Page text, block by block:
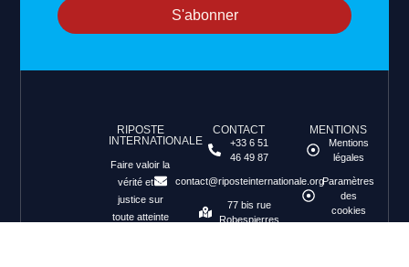
S'abonner
RIPOSTE
INTERNATIONALE
Faire valoir la
vérité et la
justice sur
toute atteinte
CONTACT
+33 6 51
46 49 87
contact@riposteinternationale.org
77 bis rue
Robespierres
MENTIONS
Mentions
légales
Paramètres
des
cookies